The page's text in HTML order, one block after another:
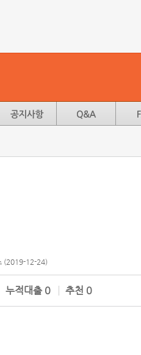
(2019-12-24)
누적대출 0 추천 0